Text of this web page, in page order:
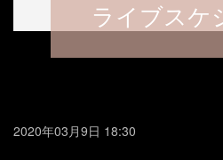
ライブスケ
2020年03月9日 18:30